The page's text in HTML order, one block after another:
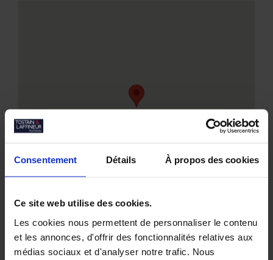
Consentement Détails À propos des cookies
Ce site web utilise des cookies.
Les cookies nous permettent de personnaliser le contenu
et les annonces, d'offrir des fonctionnalités relatives aux
médias sociaux et d'analyser notre trafic. Nous